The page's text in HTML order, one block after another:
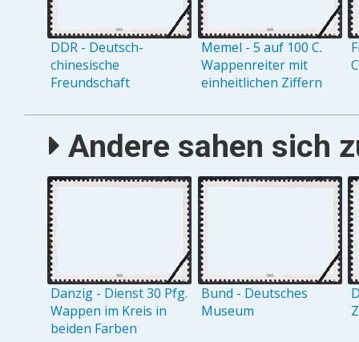
DDR - Deutsch-
chinesische
Freundschaft
Memel - 5 auf 100 C.
Wappenreiter mit
einheitlichen Ziffern
Andere sahen sich
Danzig - Dienst 30 Pfg.
Wappen im Kreis in
beiden Farben
Bund - Deutsches
Museum